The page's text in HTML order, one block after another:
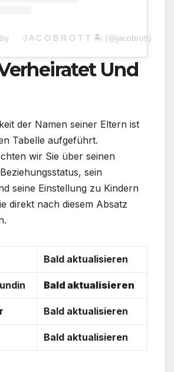
⠀⠀J A C O B R O T T 🏝 (@jacobrott)
Und
der Namen seiner Eltern ist
Tabelle aufgeführt.
wir Sie über seinen
sein
seine Einstellung zu Kindern
direkt nach diesem Absatz
Bald aktualisieren
Bald aktualisieren
Bald aktualisieren
Bald aktualisieren